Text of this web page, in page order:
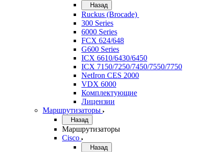
Назад
Ruckus (Brocade)
300 Series
6000 Series
FCX 624/648
G600 Series
ICX 6610/6430/6450
ICX 7150/7250/7450/7550/7750
NetIron CES 2000
VDX 6000
Комплектующие
Лицензии
Маршрутизаторы
Назад
Маршрутизаторы
Cisco
Назад